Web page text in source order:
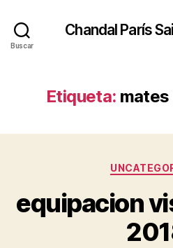
Buscar
Chandal París
Etiqueta: mates
equipacion